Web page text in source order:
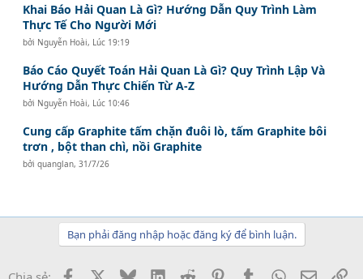
Khai Báo Hải Quan Là Gì? Hướng Dẫn Quy Trình Làm
Thực Tế Cho Người Mới
bởi Nguyễn Hoài, Lúc 19:19
Báo Cáo Quyết Toán Hải Quan Là Gì? Quy Trình Lập Và
Hướng Dẫn Thực Chiến Từ A-Z
bởi Nguyễn Hoài, Lúc 10:46
Cung cấp Graphite tấm chặn đuôi lò, tấm Graphite bôi
trơn , bột than chì, nồi Graphite
bởiquanglan,31/7/26
Bạn phải đăng nhập hoặc đăng ký để bình luận.
Facebook BlueskyLinkedInReddit PinterestTumblrWhatsApp
Email